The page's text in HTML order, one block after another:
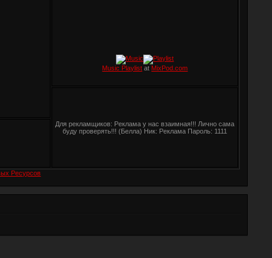
Music Playlist at MixPod.com
Для рекламщиков: Реклама у нас взаимная!!! Лично сама
буду проверять!!! (Белла) Ник: Реклама Пароль: 1111